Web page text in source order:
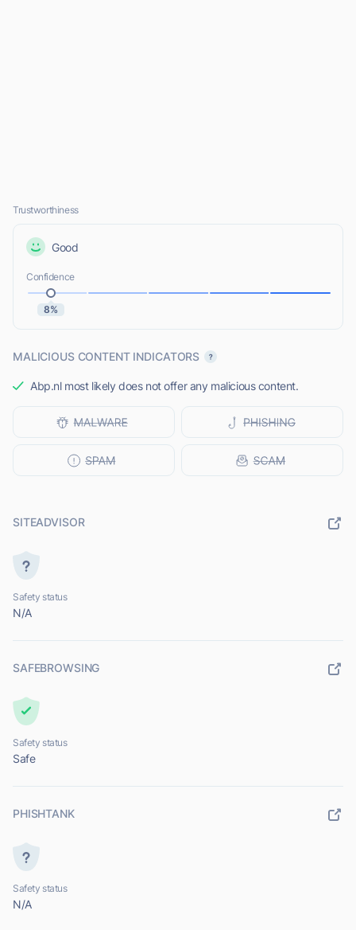
Trustworthiness
Good
Confidence
8%
MALICIOUS CONTENT INDICATORS
Abp.nl most likely does not offer any malicious content.
SITEADVISOR
Safety status
N/A
SAFEBROWSING
Safety status
Safe
PHISHTANK
Safety status
N/A